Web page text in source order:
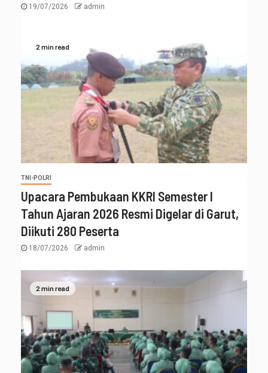
19/07/2026 admin
2 min read
TNI-POLRI
Upacara Pembukaan KKRI Semester I
Tahun Ajaran 2026 Resmi Digelar di Garut,
Diikuti 280 Peserta
18/07/2026 admin
2 min read